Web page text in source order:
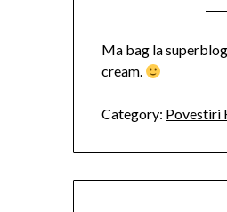
Ma bag la
cream.
Category: Povestiri